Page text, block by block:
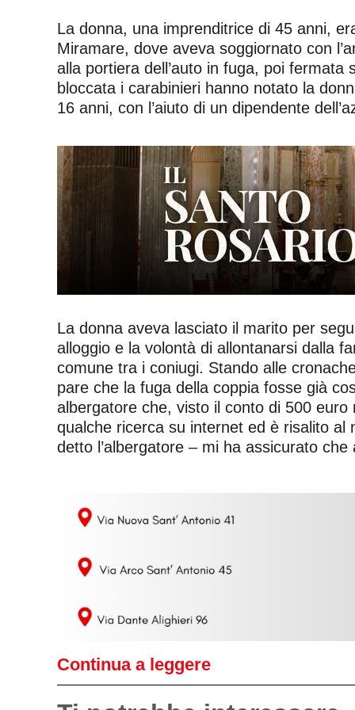
La donna, una imprenditrice di 45 anni,
Miramare, dove aveva soggiornato con
alla portiera dell’auto in fuga, poi
bloccata i carabinieri hanno notato la
16 anni, con l’aiuto di un dipendente
La donna aveva lasciato il marito per
alloggio e la volontà di allontanarsi dalla
comune tra i coniugi. Stando alle
pare che la fuga della coppia fosse già
albergatore che, visto il conto di 500
qualche ricerca su internet ed è risalito al
detto l’albergatore – mi ha assicurato
Continua a leggere